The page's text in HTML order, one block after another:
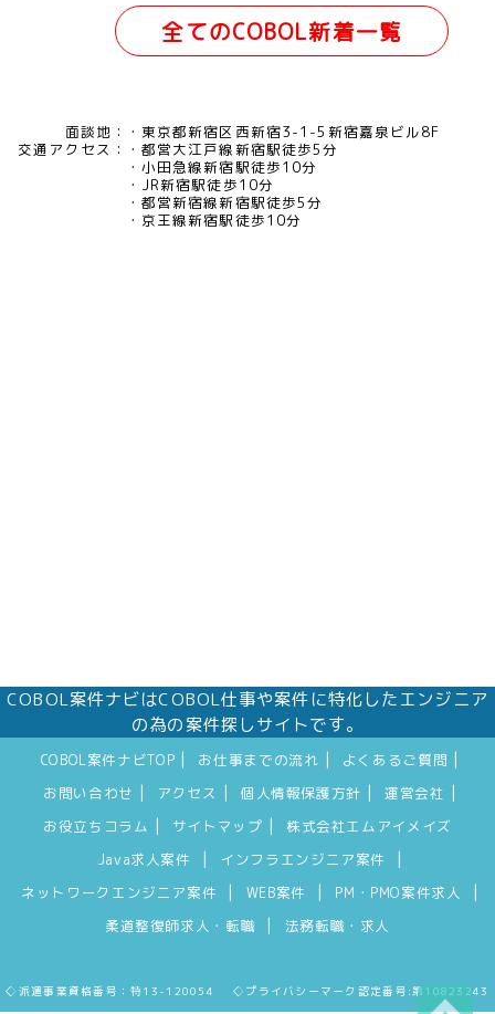
全てのCOBOL新着一覧
面談地：
東京都新宿区西新宿3-1-5新宿嘉泉ビル8F
交通アクセス：
都営大江戸線新宿駅徒歩5分
小田急線新宿駅徒歩10分
JR新宿駅徒歩10分
都営新宿線新宿駅徒歩5分
京王線新宿駅徒歩10分
COBOL案件ナビはCOBOL仕事や案件に特化したエンジニア
の為の案件探しサイトです。
COBOL案件ナビTOP お仕事までの流れ よくあるご質問
お問い合わせ アクセス 個人情報保護方針 運営会社
お役立ちコラム サイトマップ
株式会社エムアイメイズ
Java求人案件
インフラエンジニア案件
ネットワークエンジニア案件 WEB案件 PM・PMO案件求人
柔道整復師求人・転職 法務転職・求人
◇派遣事業資格番号：特13-120054 ◇プライバシーマーク認定番号:第10823243